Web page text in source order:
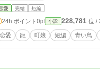
愛 完結 短編
24h.ポイント 0pt 小説 228,781 位 /
恋愛 龍 町娘 短編 青い鳥